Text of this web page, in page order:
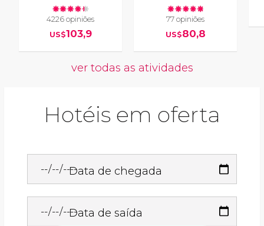
4226 opiniões
US$103,9
77 opiniões
US$80,8
ver todas as atividades
Hotéis em oferta
Data de chegada
Data de saída